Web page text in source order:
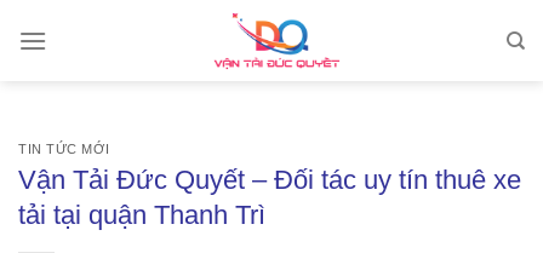
TIN TỨC MỚI
Vận Tải Đức Quyết – Đối tác uy tín thuê xe
tải tại quận Thanh Trì